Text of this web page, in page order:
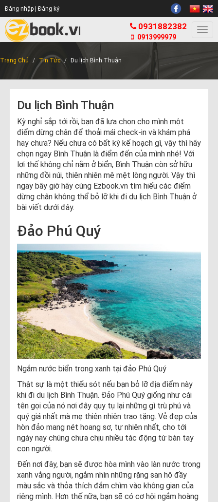
Đăng nhập | Đăng ký
0931882382
0913999979
Trang Chủ Tin Tức Du lịch Bình Thuận
Du lịch Bình Thuận
Kỳ nghỉ sắp tới rồi, bạn đã lựa chọn cho mình một
điểm dừng chân để thoải mái check-in và khám phá
hay chưa? Nếu chưa có bất kỳ kế hoạch gì, vậy thì hãy
chọn ngay Bình Thuận là điểm đến của mình nhé! Với
lợi thế không chỉ nằm ở biển, Bình Thuận còn sở hữu
những đồi núi, thiên nhiên mê mệt lòng người. Vậy thì
ngay bây giờ hãy cùng Ezbook.vn tìm hiểu các điểm
dừng chân không thể bỏ lỡ khi đi du lịch Bình Thuận ở
bài viết dưới đây.
Đảo Phú Quý
Ngắm nước biển trong xanh tại đảo Phú Quý
Thật sự là một thiếu sót nếu bạn bỏ lỡ địa điểm này
khi đi du lịch Bình Thuận. Đảo Phú Quý giống như cái
tên gọi của nó nơi đây quy tụ lại những gì trù phú và
quý giá nhất mà mẹ thiên nhiên trao tặng. Vẻ đẹp của
hòn đảo mang nét hoang sơ, tự nhiên nhất, cho tới
ngày nay chúng chưa chịu nhiều tác động từ bàn tay
con người.
Đến nơi đây, bạn sẽ được hòa mình vào làn nước trong
xanh vắng người, ngắm nhìn những rặng san hô đầy
màu sắc và thỏa thích đắm chìm vào không gian của
riêng mình. Hơn thế nữa, bạn sẽ có cơ hội ngắm hoàng